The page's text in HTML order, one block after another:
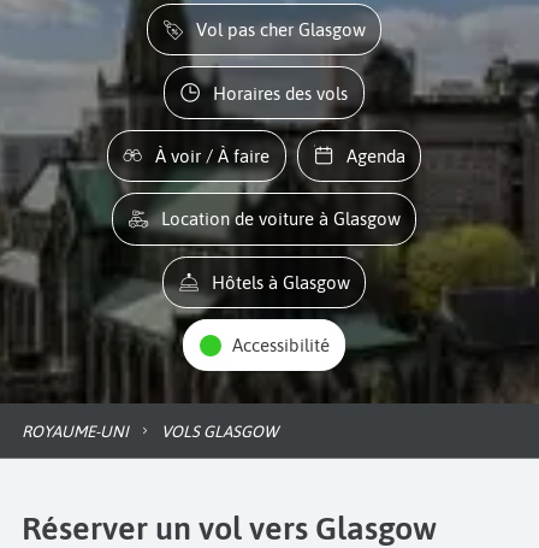
Vol pas cher Glasgow
Horaires des vols
À voir / À faire Agenda
Location de voiture à Glasgow
Hôtels à Glasgow
Accessibilité
ROYAUME-UNI VOLS GLASGOW
Réserver un vol vers Glasgow